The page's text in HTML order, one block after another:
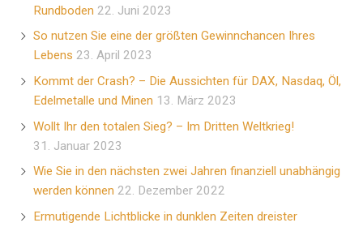
Rundboden 22. Juni 2023
So nutzen Sie eine der größten Gewinnchancen Ihres
Lebens 23. April 2023
Kommt der Crash? – Die Aussichten für DAX, Nasdaq, Öl,
Edelmetalle und Minen 13. März 2023
Wollt Ihr den totalen Sieg? – Im Dritten Weltkrieg!
31. Januar 2023
Wie Sie in den nächsten zwei Jahren finanziell unabhängig
werden können 22. Dezember 2022
Ermutigende Lichtblicke in dunklen Zeiten dreister